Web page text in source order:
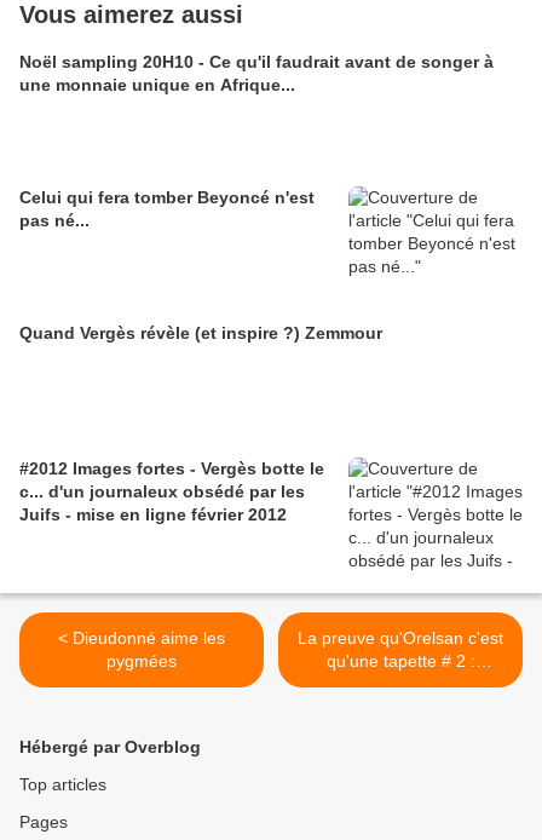
Vous aimerez aussi
Noël sampling 20H10 - Ce qu'il faudrait avant de songer à
une monnaie unique en Afrique...
Celui qui fera tomber Beyoncé n'est
pas né...
Quand Vergès révèle (et inspire ?) Zemmour
#2012 Images fortes - Vergès botte le
c... d'un journaleux obsédé par les
Juifs - mise en ligne février 2012
< Dieudonné aime les
pygmées
La preuve qu'Orelsan c'est
qu'une tapette # 2 :
"Brigitte, femme de flic" de
Hébergé par Overblog
Top articles
Pages